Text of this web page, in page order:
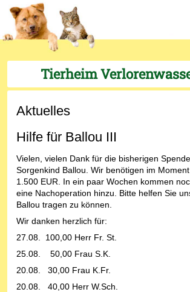
Tierheim
Aktuelles
Hilfe für Ballou III
Vielen, vielen Dank für die bisherigen
Sorgenkind Ballou. Wir benötigen im
1.500 EUR. In ein paar Wochen kommen
eine Nachoperation hinzu. Bitte helfen Sie
Ballou tragen zu können.
Wir danken herzlich für:
27.08. 100,00 Herr Fr. St.
25.08. 50,00 Frau S.K.
20.08. 30,00 Frau K.Fr.
20.08. 40,00 Herr W.Sch.